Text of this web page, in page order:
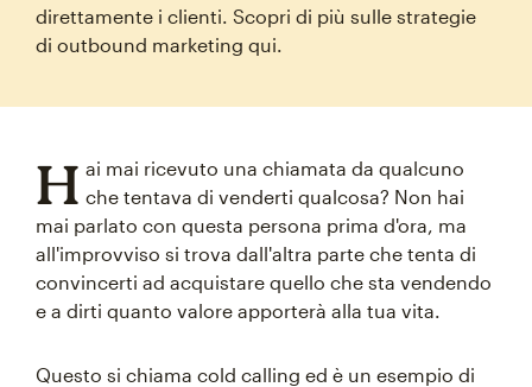
direttamente i clienti. Scopri di più sulle strategie
di outbound marketing qui.
H ai mai ricevuto una chiamata da qualcuno
che tentava di venderti qualcosa? Non hai
mai parlato con questa persona prima d'ora, ma
all'improvviso si trova dall'altra parte che tenta di
convincerti ad acquistare quello che sta vendendo
e a dirti quanto valore apporterà alla tua vita.
Questo si chiama cold calling ed è un esempio di